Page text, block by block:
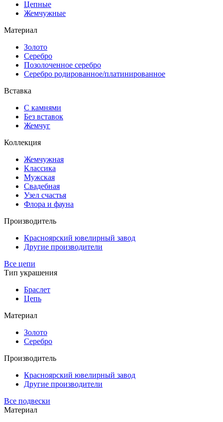
Цепные
Жемчужные
Материал
Золото
Серебро
Позолоченное серебро
Серебро родированное/платинированное
Вставка
С камнями
Без вставок
Жемчуг
Коллекция
Жемчужная
Классика
Мужская
Свадебная
Узел счастья
Флора и фауна
Производитель
Красноярский ювелирный завод
Другие производители
Все цепи
Тип украшения
Браслет
Цепь
Материал
Золото
Серебро
Производитель
Красноярский ювелирный завод
Другие производители
Все подвески
Материал